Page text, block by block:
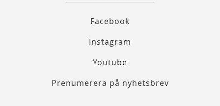
Facebook
Instagram
Youtube
Prenumerera på nyhetsbrev